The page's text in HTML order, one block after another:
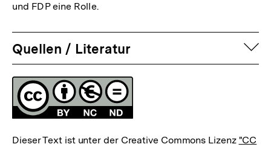
und FDP eine Rolle.
Quellen / Literatur
Fussnoten
Lizenz
Dieser Text ist unter der Creative Commons Lizenz "CC